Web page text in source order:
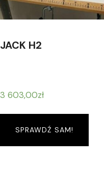
JACK H2
3 603,00zł
SPRAWDŹ SAM!